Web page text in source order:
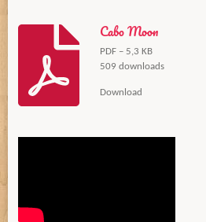
Cabo Moon
PDF – 5,3 KB
509 downloads
Download